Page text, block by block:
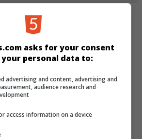
KATEGORIEN
up Mädchen
SPRACHEN
de tr en
asks for your consent
personal data to:
advertising and content, advertising and
audience research and
access information on a device